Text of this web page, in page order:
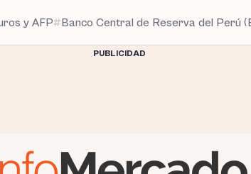
y AFP Banco Central de Reserva del Perú
PUBLICIDAD